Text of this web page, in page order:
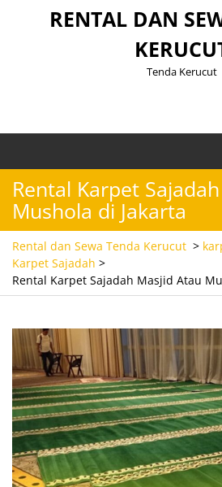
RENTAL DAN
Tenda Kerucut
Rental Karpet
Mushola di Jakarta
Rental dan Sewa Tenda Kerucut >
Karpet Sajadah >
Rental Karpet Sajadah Masjid Atau